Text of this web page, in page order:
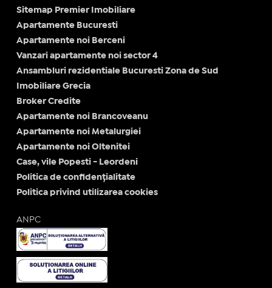
Sitemap Premier Imobiliare
Apartamente Bucuresti
Apartamente noi Berceni
Vanzari apartamente noi sector 4
Ansambluri rezidentiale Bucuresti Zona de Sud
Imobiliare Grecia
Broker Credite
Apartamente noi Brancoveanu
Apartamente noi Metalurgiei
Apartamente noi Oltenitei
Case, vile Popesti - Leordeni
Politica de confidențialitate
Politica privind utilizarea cookies
ANPC